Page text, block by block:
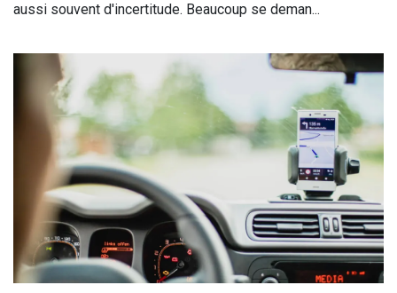
aussi souvent d'incertitude. Beaucoup se deman...